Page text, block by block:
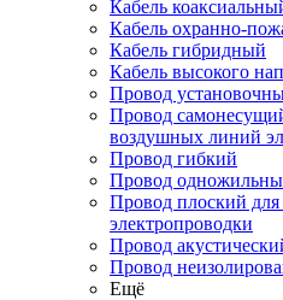
Кабель
Кабель охранно-
Кабель гибридный
Кабель высокого
Провод
Провод
воздушных линий
Провод гибкий
Провод
Провод плоский для
электропроводки
Провод
Провод
Ещё